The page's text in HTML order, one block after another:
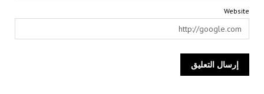
Website